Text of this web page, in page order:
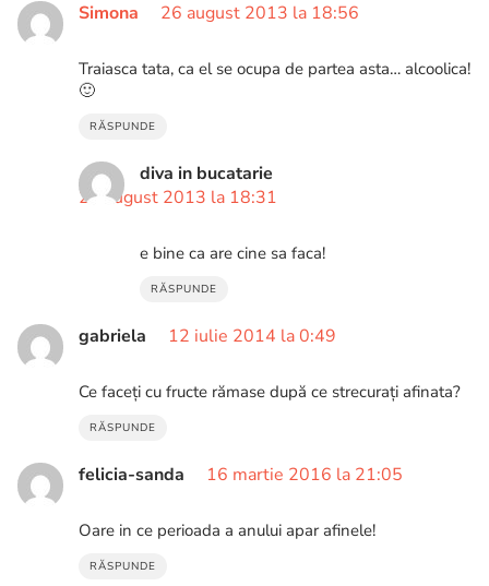
Simona 26 august 2013 la 18:56
Traiasca tata, ca el se ocupa de partea asta… alcoolica!
🙂
RĂSPUNDE
diva in bucatarie
27 august 2013 la 18:31
e bine ca are cine sa faca!
RĂSPUNDE
gabriela 12 iulie 2014 la 0:49
Ce faceți cu fructe rămase după ce strecurați afinata?
RĂSPUNDE
felicia-sanda 16 martie 2016 la 21:05
Oare in ce perioada a anului apar afinele!
RĂSPUNDE